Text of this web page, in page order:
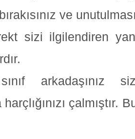
ve
sizi ilgilendiren
arkadaşınız
harçlığınızı çalmıştır.